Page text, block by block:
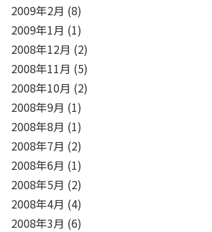
2009年2月 (8)
2009年1月 (1)
2008年12月 (2)
2008年11月 (5)
2008年10月 (2)
2008年9月 (1)
2008年8月 (1)
2008年7月 (2)
2008年6月 (1)
2008年5月 (2)
2008年4月 (4)
2008年3月 (6)